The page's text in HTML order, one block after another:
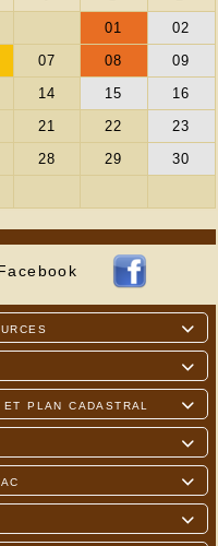
Facebook



plan cadastral


